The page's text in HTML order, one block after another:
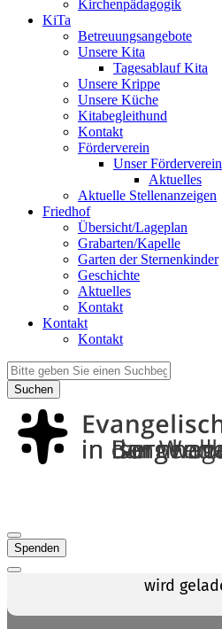
Kirchenpädagogik
KiTa
Betreuungsangebote
Unsere Kita
Tagesablauf Kita
Unsere Krippe
Unsere Küche
Kitabegleithund
Kontakt
Förderverein
Unser Förderverein
Aktuelles
Aktuelle Stellenanzeigen
Friedhof
Übersicht/Lageplan
Grabarten/Kapelle
Garten der Sternenkinder
Geschichte
Aktuelles
Kontakt
Kontakt
Kontakt
Suchen
Spenden